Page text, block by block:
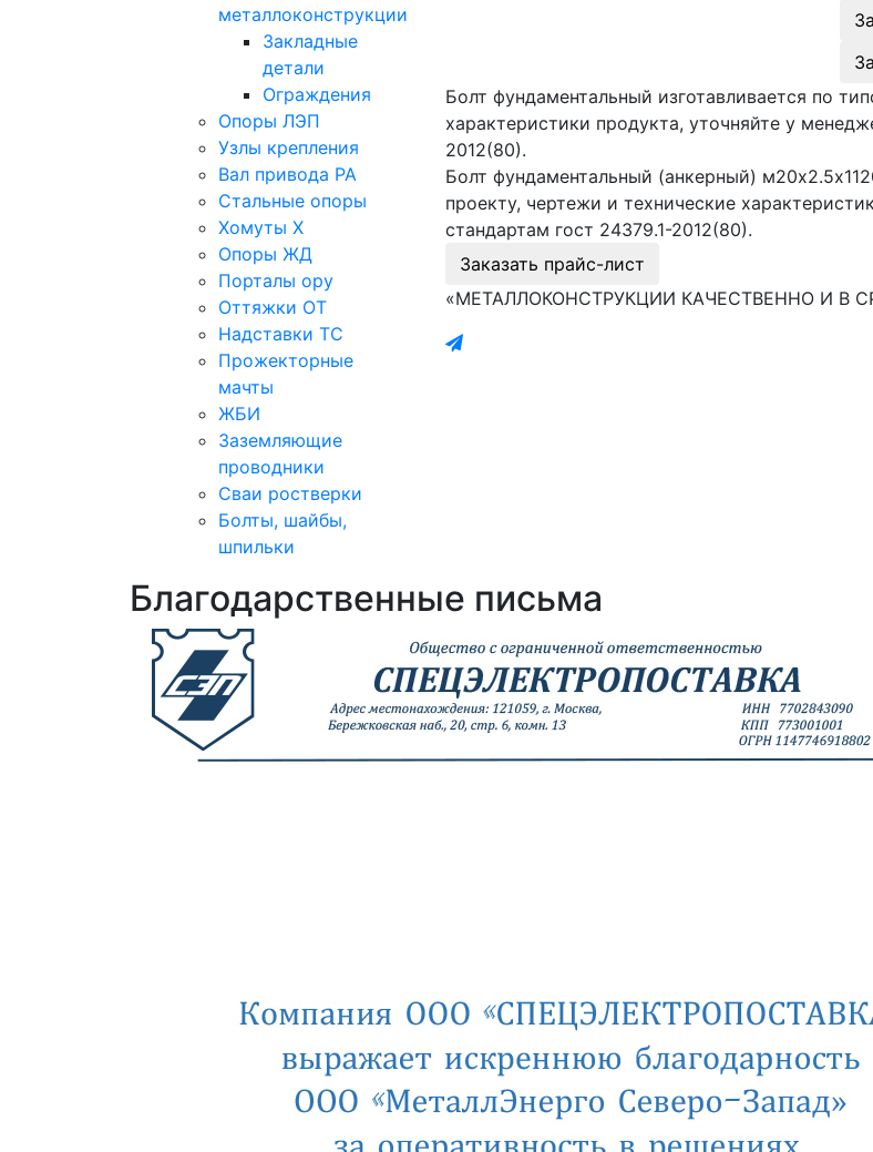
металлоконструкции
Закладные
детали
Ограждения
Опоры ЛЭП
Узлы крепления
Вал привода РА
Стальные опоры
Хомуты Х
Опоры ЖД
Порталы ору
Оттяжки ОТ
Надставки ТС
Прожекторные
мачты
ЖБИ
Заземляющие
проводники
Сваи ростверки
Болты, шайбы,
шпильки
Болт фундаментальный изготавливается по
характеристики продукта, уточняйте у
2012(80).
Болт фундаментальный (анкерный)
проекту, чертежи и технические
стандартам гост 24379.1-2012(80).
Заказать прайс-лист
«МЕТАЛЛОКОНСТРУКЦИИ КАЧЕСТВЕННО И В
Благодарственные письма